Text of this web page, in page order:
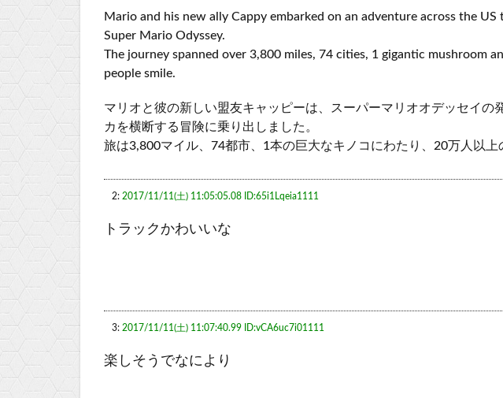
Mario and his new ally Cappy embarked on an adventure across the
Super Mario Odyssey.
The journey spanned over 3,800 miles, 74 cities, 1 gigantic mushroom
people smile.
マリオと彼の新しい盟友キャッピーは、スーパーマリオオデッセイの
カを横断する冒険に乗り出しました。
旅は3,800マイル、74都市、1本の巨大なキノコにわたり、20万人以上
2: 2017/11/11(土) 11:05:05.08 ID:65i1Lqeia1111
トラックかわいいな
3: 2017/11/11(土) 11:07:40.99 ID:vCA6uc7i01111
楽しそうでなにより